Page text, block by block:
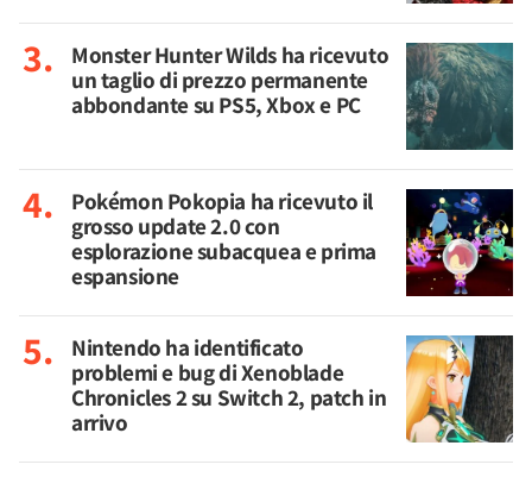
Monster Hunter Wilds ha ricevuto
un taglio di prezzo permanente
abbondante su PS5, Xbox e PC
Pokémon Pokopia ha ricevuto il
grosso update 2.0 con
esplorazione subacquea e prima
espansione
Nintendo ha identificato
problemi e bug di Xenoblade
Chronicles 2 su Switch 2, patch in
arrivo